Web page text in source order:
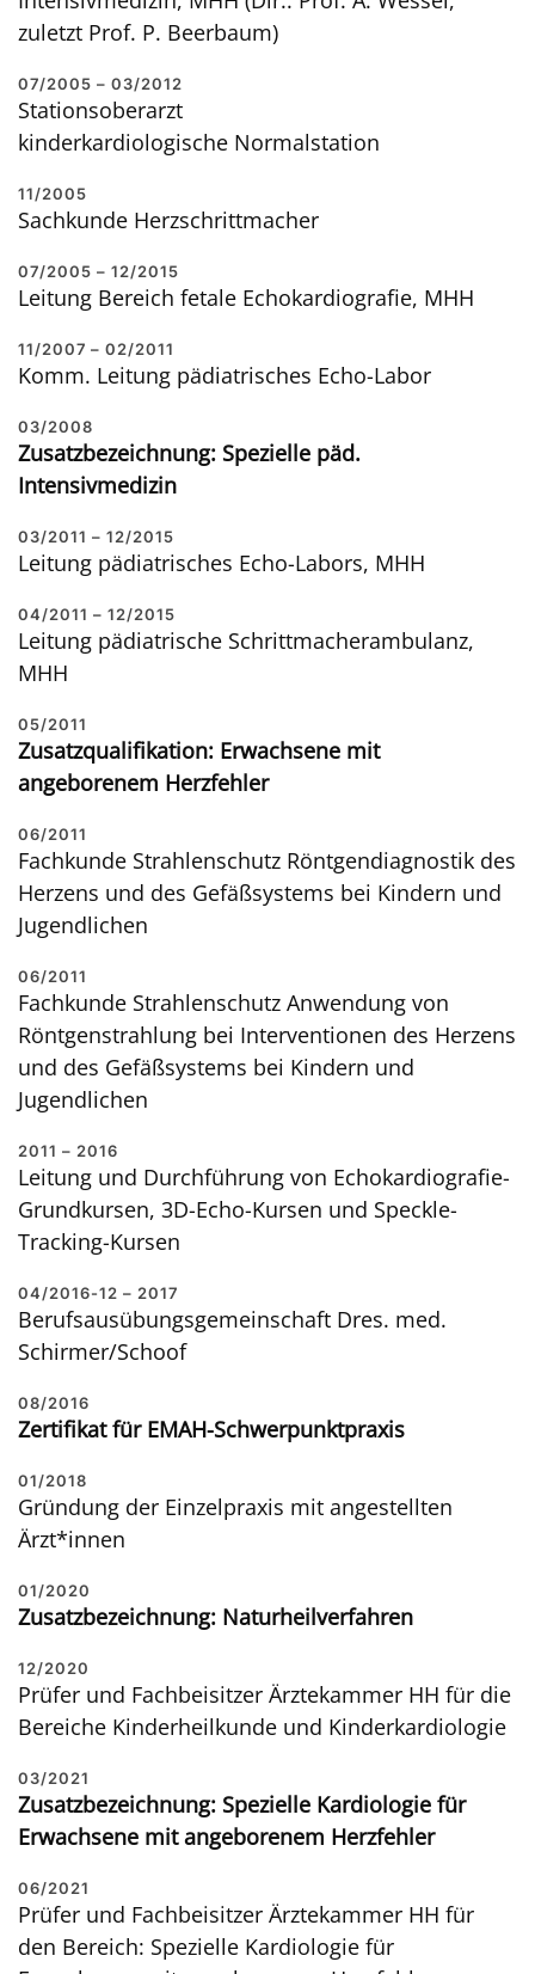
zuletzt Prof. P. Beerbaum)
07/2005 – 03/2012
Stationsoberarzt
kinderkardiologische Normalstation
11/2005
Sachkunde Herzschrittmacher
07/2005 – 12/2015
Leitung Bereich fetale Echokardiografie, MHH
11/2007 – 02/2011
Komm. Leitung pädiatrisches Echo-Labor
03/2008
Zusatzbezeichnung: Spezielle päd.
Intensivmedizin
03/2011 – 12/2015
Leitung pädiatrisches Echo-Labors, MHH
04/2011 – 12/2015
Leitung pädiatrische Schrittmacherambulanz,
MHH
05/2011
Zusatzqualifikation: Erwachsene mit
angeborenem Herzfehler
06/2011
Fachkunde Strahlenschutz Röntgendiagnostik des
Herzens und des Gefäßsystems bei Kindern und
Jugendlichen
06/2011
Fachkunde Strahlenschutz Anwendung von
Röntgenstrahlung bei Interventionen des Herzens
und des Gefäßsystems bei Kindern und
Jugendlichen
2011 – 2016
Leitung und Durchführung von Echokardiografie-
Grundkursen, 3D-Echo-Kursen und Speckle-
Tracking-Kursen
04/2016-12 – 2017
Berufsausübungsgemeinschaft Dres. med.
Schirmer/Schoof
08/2016
Zertifikat für EMAH-Schwerpunktpraxis
01/2018
Gründung der Einzelpraxis mit angestellten
Ärzt*innen
01/2020
Zusatzbezeichnung: Naturheilverfahren
12/2020
Prüfer und Fachbeisitzer Ärztekammer HH für die
Bereiche Kinderheilkunde und Kinderkardiologie
03/2021
Zusatzbezeichnung: Spezielle Kardiologie für
Erwachsene mit angeborenem Herzfehler
06/2021
Prüfer und Fachbeisitzer Ärztekammer HH für
den Bereich: Spezielle Kardiologie für